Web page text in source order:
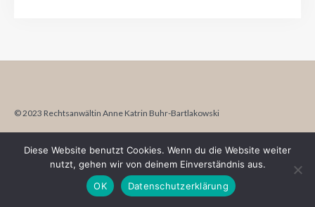
© 2023 Rechtsanwältin Anne Katrin Buhr-Bartlakowski
Adresse: Lindenstraße 19, 12621 Berlin, Telefon: 030 / 5678619
Diese Website benutzt Cookies. Wenn du die Website weiter
nutzt, gehen wir von deinem Einverständnis aus.
OK
Datenschutzerklärung